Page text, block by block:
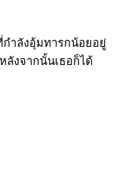
ำลังอุ้มทารกน้อยอยู่
ลังจากนั้นเธอก็ได้